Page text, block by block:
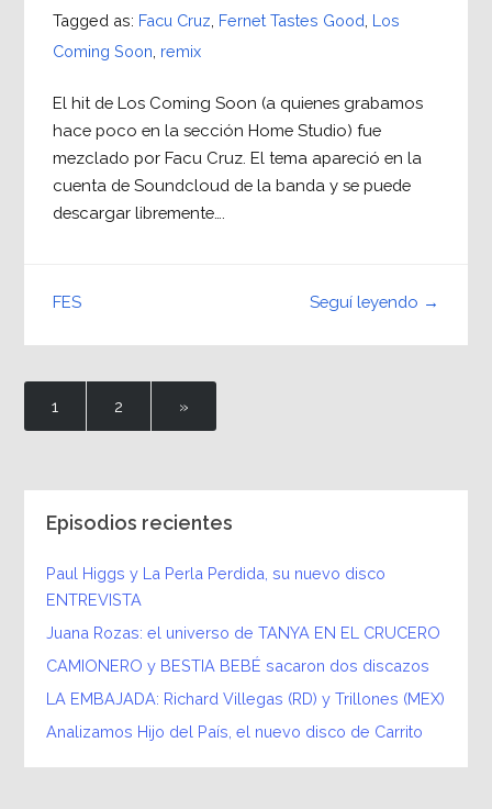
Tagged as: Facu Cruz Fernet Tastes Good Los
Coming Soon remix
El hit de Los Coming Soon (a quienes grabamos
hace poco en la sección Home Studio) fue
mezclado por Facu Cruz. El tema apareció en la
cuenta de Soundcloud de la banda y se puede
descargar libremente….
Seguí leyendo →
FES
1 2 »
Episodios recientes
Paul Higgs y La Perla Perdida, su nuevo disco
ENTREVISTA
Juana Rozas: el universo de TANYA EN EL CRUCERO
CAMIONERO y BESTIA BEBÉ sacaron dos discazos
LA EMBAJADA: Richard Villegas (RD) y Trillones (MEX)
Analizamos Hijo del País, el nuevo disco de Carrito